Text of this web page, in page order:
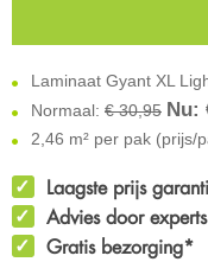
Laminaat Gyant XL
Normaal: € 30,95 Nu:
2,46 m² per pak (prijs/
Laagste prijs
Advies door experts
Gratis bezorging*